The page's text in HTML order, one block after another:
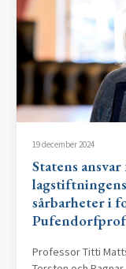
19 december 2024
Statens
sårbarheter i
Professor Titti